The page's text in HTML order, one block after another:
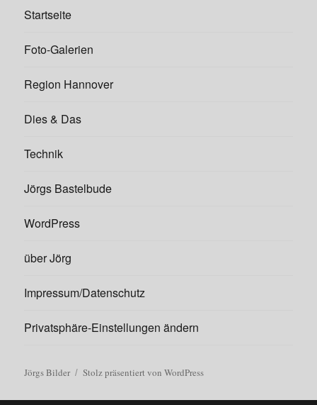
Startseite
Foto-Galerien
Region Hannover
Dies & Das
Technik
Jörgs Bastelbude
WordPress
über Jörg
Impressum/Datenschutz
Privatsphäre-Einstellungen ändern
Jörgs Bilder Stolz präsentiert von WordPress